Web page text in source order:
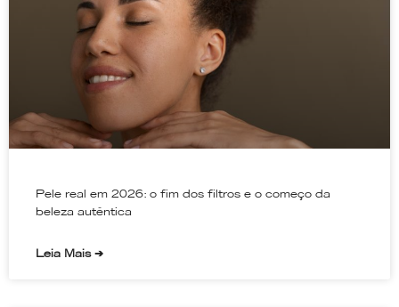
Pele real em 2026: o fim dos filtros e o começo da
beleza autêntica
Leia Mais ➔